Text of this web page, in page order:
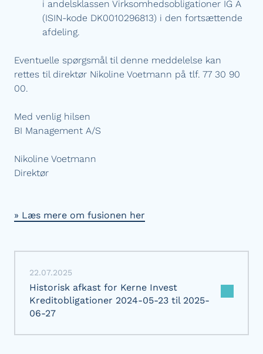
i andelsklassen Virksomhedsobligationer IG A
(ISIN-kode DK0010296813) i den fortsættende
afdeling.
Eventuelle spørgsmål til denne meddelelse kan
rettes til direktør Nikoline Voetmann på tlf. 77 30 90
00.
Med venlig hilsen
BI Management A/S
Nikoline Voetmann
Direktør
» Læs mere om fusionen her
22.07.2025
Historisk afkast for Kerne Invest
Kreditobligationer 2024-05-23 til 2025-
06-27